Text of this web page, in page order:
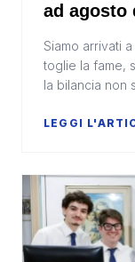
ad agosto
Siamo arrivati
toglie la fame,
la bilancia non
LEGGI